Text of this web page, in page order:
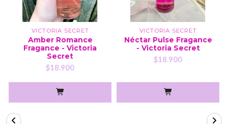
VICTORIA SECRET
Amber Romance
Fragance - Victoria
Secret
$18.900
VICTORIA SECRET
Néctar Pulse Fragance
- Victoria Secret
$18.900